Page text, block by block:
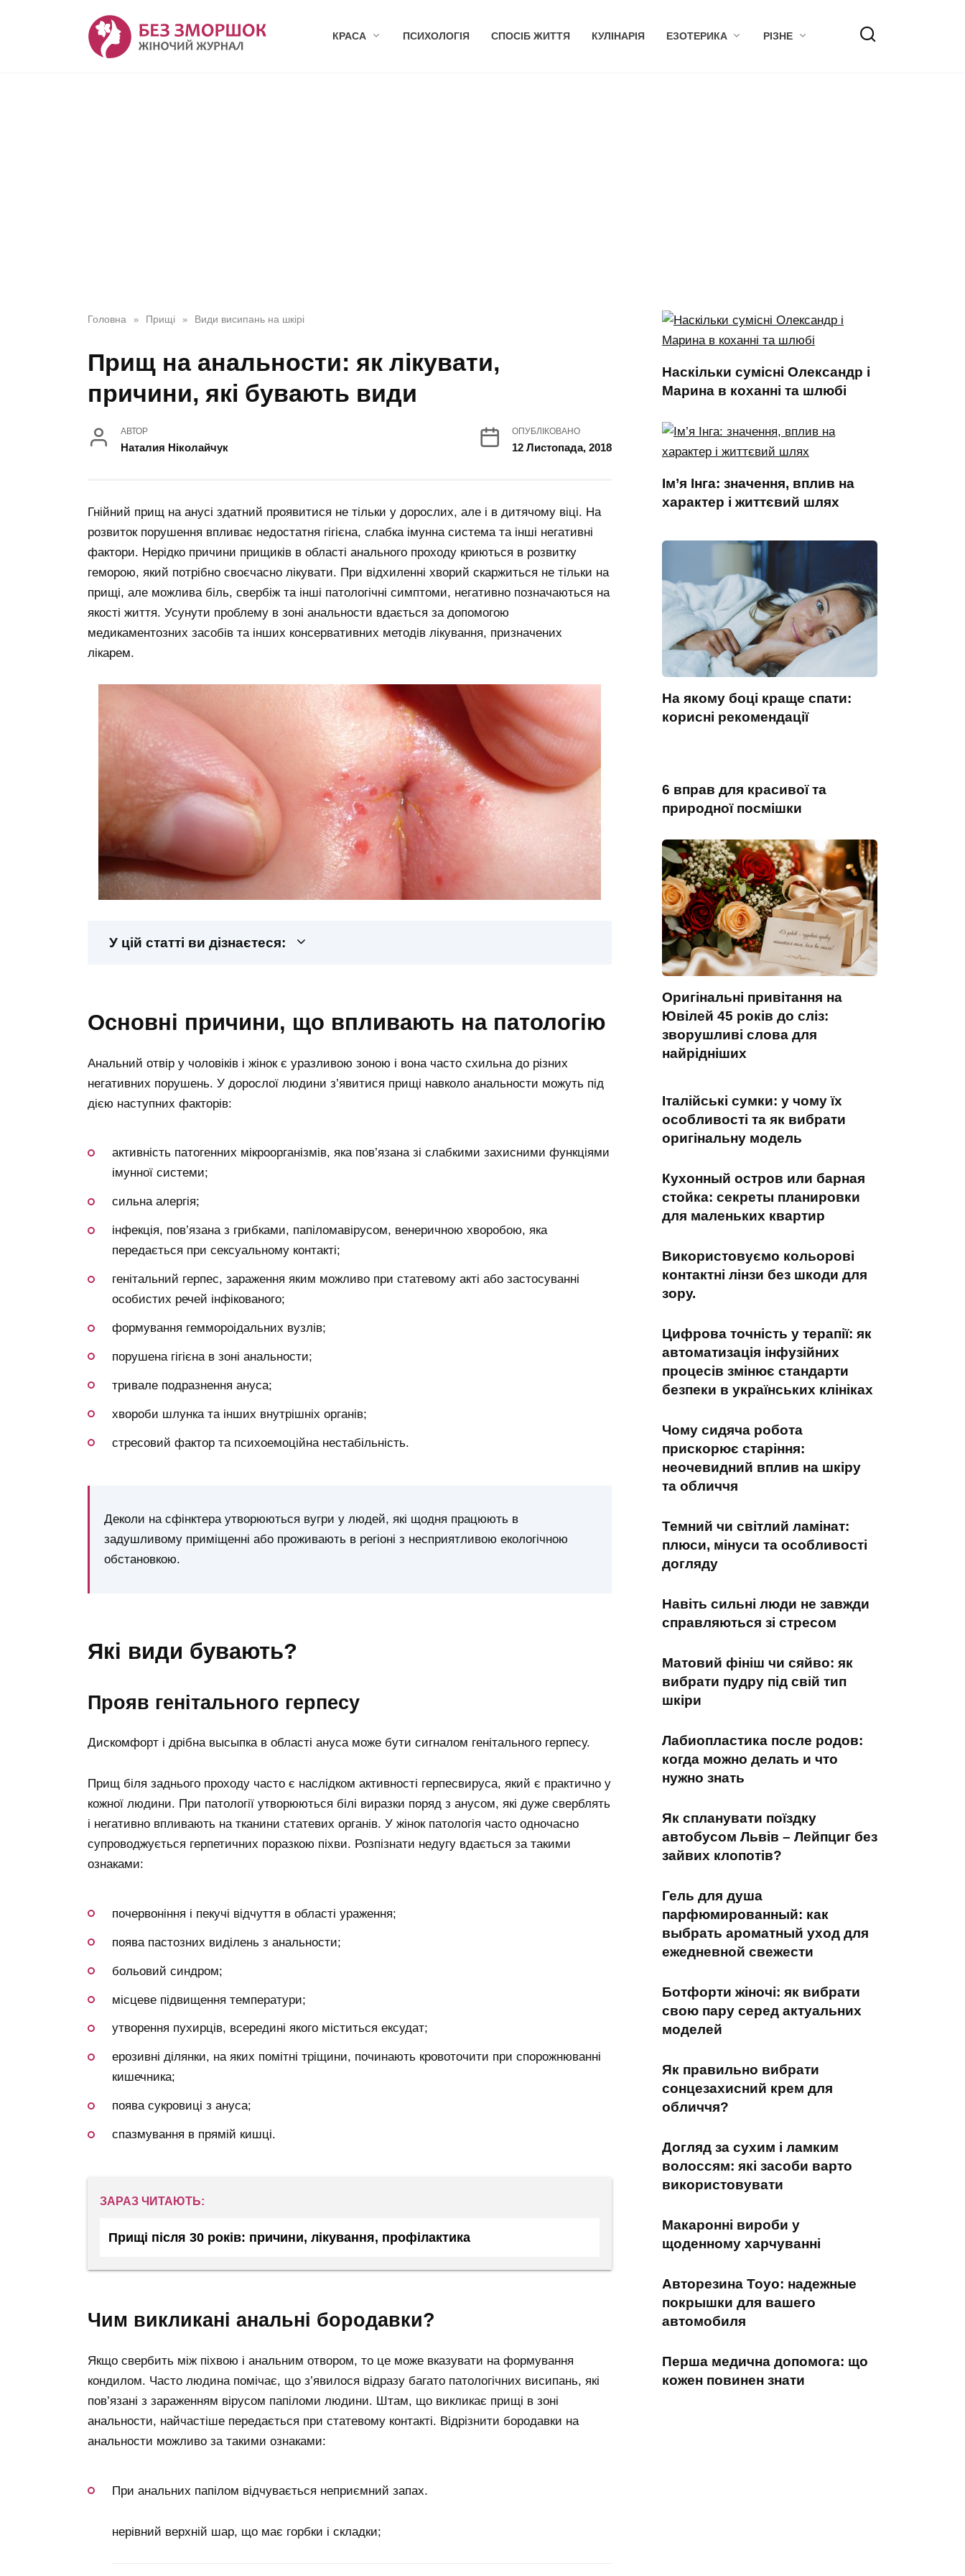
КРАСА ПСИХОЛОГІЯ СПОСІБ ЖИТТЯ КУЛІНАРІЯ ЕЗОТЕРИКА РІЗНЕ
Головна » Прищі » Види висипань на шкірі
Прищ на анальности: як лікувати,
причини, які бувають види
АВТОР
Наталия Ніколайчук
ОПУБЛІКОВАНО
12 Листопада, 2018
Гнійний прищ на анусі здатний проявитися не тільки у дорослих, але і в дитячому віці. На
розвиток порушення впливає недостатня гігієна, слабка імунна система та інші негативні
фактори. Нерідко причини прищиків в області анального проходу криються в розвитку
геморою, який потрібно своєчасно лікувати. При відхиленні хворий скаржиться не тільки на
прищі, але можлива біль, свербіж та інші патологічні симптоми, негативно позначаються на
якості життя. Усунути проблему в зоні анальности вдається за допомогою
медикаментозних засобів та інших консервативних методів лікування, призначених
лікарем.
У цій статті ви дізнаєтеся:
основні причини, що впливають на патологію
Анальний отвір у чоловіків і жінок є уразливою зоною і вона часто схильна до різних
негативних порушень. У дорослої людини з’явитися прищі навколо анальности можуть під
дією наступних факторів:
активність патогенних мікроорганізмів, яка пов’язана зі слабкими захисними функціями
імунної системи;
сильна алергія;
інфекція, пов’язана з грибками, папіломавірусом, венеричною хворобою, яка
передається при сексуальному контакті;
генітальний герпес, зараження яким можливо при статевому акті або застосуванні
особистих речей інфікованого;
формування геммороідальних вузлів;
порушена гігієна в зоні анальности;
тривале подразнення ануса;
хвороби шлунка та інших внутрішніх органів;
стресовий фактор та психоемоційна нестабільність.
Деколи на сфінктера утворюються вугри у людей, які щодня працюють в
задушливому приміщенні або проживають в регіоні з несприятливою екологічною
обстановкою.
які види бувають?
прояв генітального герпесу
Дискомфорт і дрібна высыпка в області ануса може бути сигналом генітального герпесу.
Прищ біля заднього проходу часто є наслідком активності герпесвируса, який є практично у
кожної людини. При патології утворюються білі виразки поряд з анусом, які дуже сверблять
і негативно впливають на тканини статевих органів. У жінок патологія часто одночасно
супроводжується герпетичних поразкою піхви. Розпізнати недугу вдається за такими
ознаками:
почервоніння і пекучі відчуття в області ураження;
поява пастозних виділень з анальности;
больовий синдром;
місцеве підвищення температури;
утворення пухирців, всередині якого міститься ексудат;
ерозивні ділянки, на яких помітні тріщини, починають кровоточити при спорожнюванні
кишечника;
поява сукровиці з ануса;
спазмування в прямій кишці.
ЗАРАЗ ЧИТАЮТЬ:
Прищі після 30 років: причини, лікування, профілактика
чим викликані анальні бородавки?
Якщо свербить між піхвою і анальним отвором, то це може вказувати на формування
кондилом. Часто людина помічає, що з’явилося відразу багато патологічних висипань, які
пов’язані з зараженням вірусом папіломи людини. Штам, що викликає прищі в зоні
анальности, найчастіше передається при статевому контакті. Відрізнити бородавки на
анальности можливо за такими ознаками:
При анальних папілом відчувається неприємний запах.
нерівний верхній шар, що має горбки і складки;
Наскільки сумісні Олександр і
Марина в коханні та шлюбі
Ім’я Інга: значення, вплив на
характер і життєвий шлях
На якому боці краще спати:
корисні рекомендації
6 вправ для красивої та
природної посмішки
Оригінальні привітання на
Ювілей 45 років до сліз:
зворушливі слова для
найрідніших
Італійські сумки: у чому їх
особливості та як вибрати
оригінальну модель
Кухонный остров или барная
стойка: секреты планировки
для маленьких квартир
Використовуємо кольорові
контактні лінзи без шкоди для
зору.
Цифрова точність у терапії: як
автоматизація інфузійних
процесів змінює стандарти
безпеки в українських клініках
Чому сидяча робота
прискорює старіння:
неочевидний вплив на шкіру
та обличчя
Темний чи світлий ламінат:
плюси, мінуси та особливості
догляду
Навіть сильні люди не завжди
справляються зі стресом
Матовий фініш чи сяйво: як
вибрати пудру під свій тип
шкіри
Лабиопластика после родов:
когда можно делать и что
нужно знать
Як спланувати поїздку
автобусом Львів – Лейпциг без
зайвих клопотів?
Гель для душа
парфюмированный: как
выбрать ароматный уход для
ежедневной свежести
Ботфорти жіночі: як вибрати
свою пару серед актуальних
моделей
Як правильно вибрати
сонцезахисний крем для
обличчя?
Догляд за сухим і ламким
волоссям: які засоби варто
використовувати
Макаронні вироби у
щоденному харчуванні
Авторезина Toyo: надежные
покрышки для вашего
автомобиля
Перша медична допомога: що
кожен повинен знати